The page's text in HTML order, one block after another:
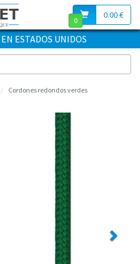
0.00 €
0
EN ESTADOS UNIDOS
Cordones redondos verdes